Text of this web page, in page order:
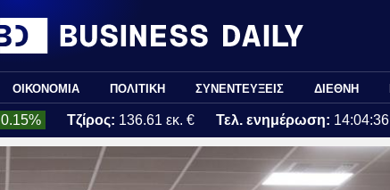
ΟΙΚΟΝΟΜΙΑ ΠΟΛΙΤΙΚΗ ΣΥΝΕΝΤΕΥΞΕΙΣ ΔΙΕΘΝΗ
0.15% Τζίρος: 136.61 εκ. € Τελ. ενημέρωση: 14:04:36